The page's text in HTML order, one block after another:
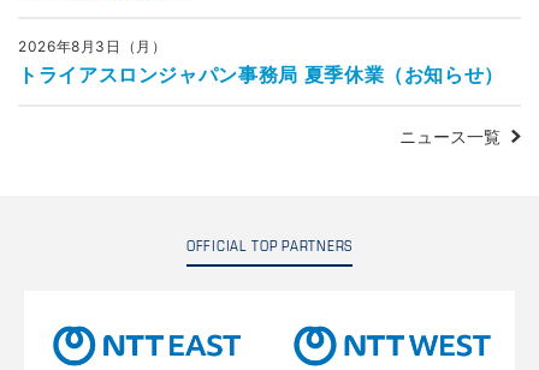
2026年8月3日（月）
トライアスロンジャパン事務局 夏季休業（お知らせ）
ニュース一覧
OFFICIAL TOP PARTNERS